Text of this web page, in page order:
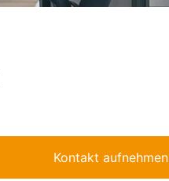
Kontakt aufnehmen